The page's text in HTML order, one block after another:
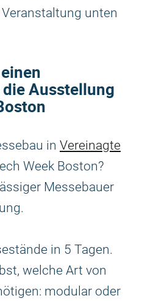
unten
Ausstellung
in Vereinagte
Week Boston?
Messebauer
in 5 Tagen.
welche Art von
modular oder